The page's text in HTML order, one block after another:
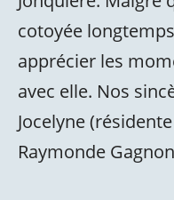
cotoyée
apprécier les
avec elle. Nos
Jocelyne
Raymonde